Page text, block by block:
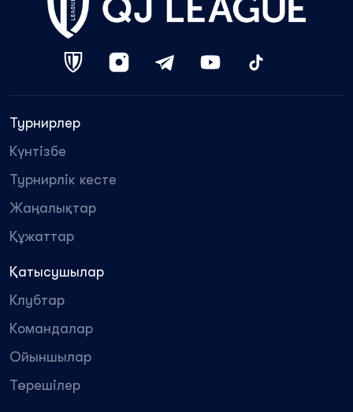
Турнирлер
Күнтізбе
Турнирлік кесте
Жаңалықтар
Құжаттар
Қатысушылар
Клубтар
Командалар
Ойыншылар
Төрешілер